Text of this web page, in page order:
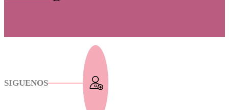
SIGUENOS